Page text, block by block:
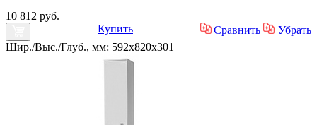
10 812 руб.
Купить
Сравнить
Убрать
Шир./Выс./Глуб., мм: 592x820x301